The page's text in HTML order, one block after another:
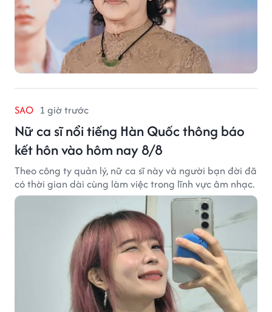
SAO 1 giờ trước
Nữ ca sĩ nổi tiếng Hàn Quốc thông báo
kết hôn vào hôm nay 8/8
Theo công ty quản lý, nữ ca sĩ này và người bạn đời đã
có thời gian dài cùng làm việc trong lĩnh vực âm nhạc.